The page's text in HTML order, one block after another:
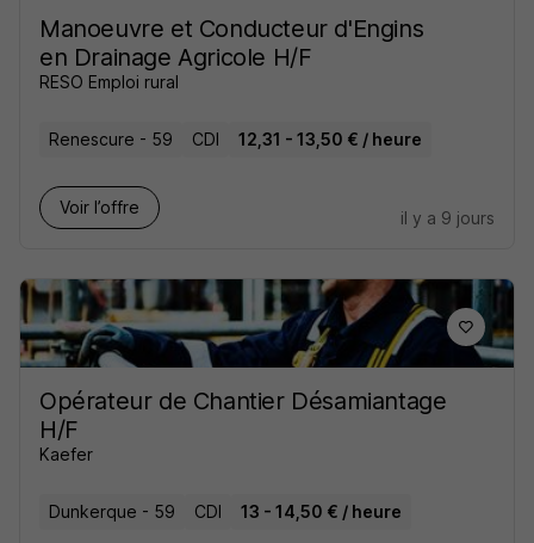
Manoeuvre et Conducteur d'Engins
en Drainage Agricole H/F
RESO Emploi rural
Renescure - 59 CDI 12,31 - 13,50 € / heure
Voir l’offre
il y a 9 jours
Opérateur de Chantier Désamiantage
H/F
Kaefer
Dunkerque - 59 CDI 13 - 14,50 € / heure